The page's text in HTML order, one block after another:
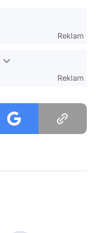
Reklam
Reklam